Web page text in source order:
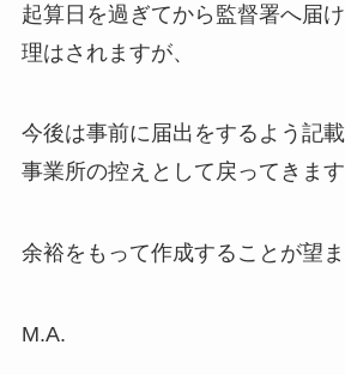
起算日を過ぎてから監督署へ届
理はされますが、
今後は事前に届出をするよう記
事業所の控えとして戻ってきます
余裕をもって作成することが望ま
M.A.